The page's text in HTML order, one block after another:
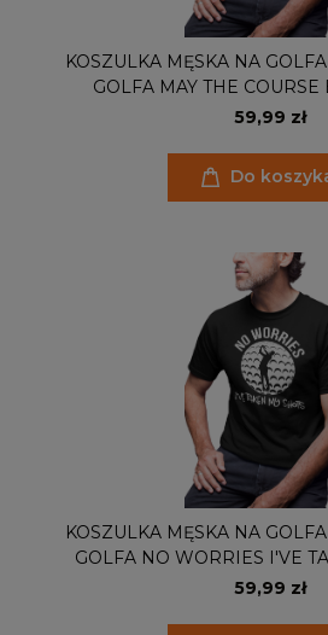
KOSZULKA MĘSKA NA
GOLFA MAY THE
59,99 zł
Do
KOSZULKA MĘSKA NA
GOLFA NO WORRIES I'VE
59,99 zł